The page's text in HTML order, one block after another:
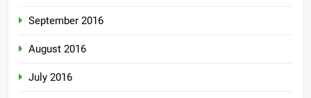
September 2016
August 2016
July 2016